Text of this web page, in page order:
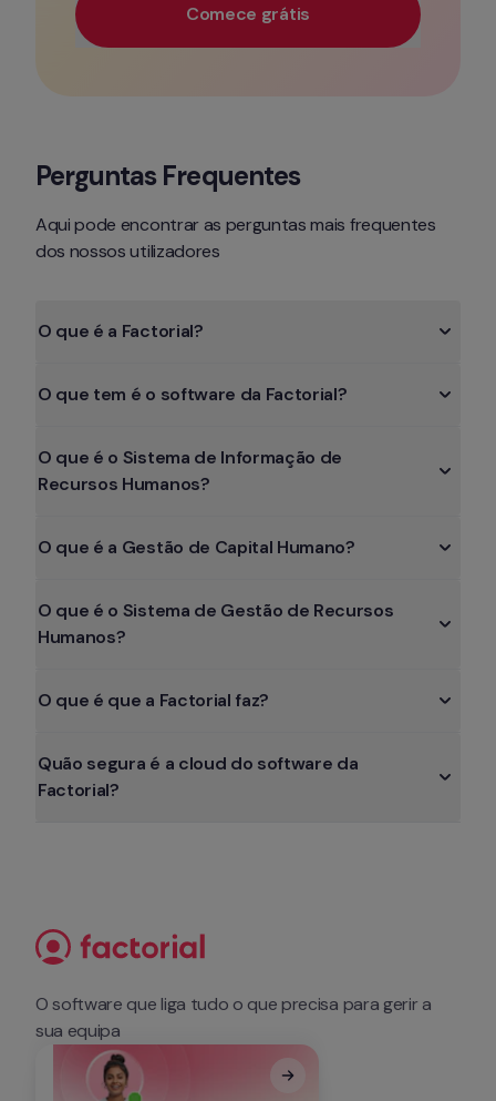
Comece grátis
Perguntas Frequentes
Aqui pode encontrar as perguntas mais frequentes
dos nossos utilizadores
O que é a Factorial?
O que tem é o software da Factorial?
O que é o Sistema de Informação de
Recursos Humanos?
O que é a Gestão de Capital Humano?
O que é o Sistema de Gestão de Recursos
Humanos?
O que é que a Factorial faz?
Quão segura é a cloud do software da
Factorial?
O software que liga tudo o que precisa para gerir a
sua equipa